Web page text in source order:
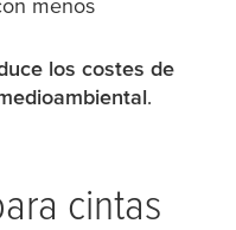
menos
los costes de
.
cintas